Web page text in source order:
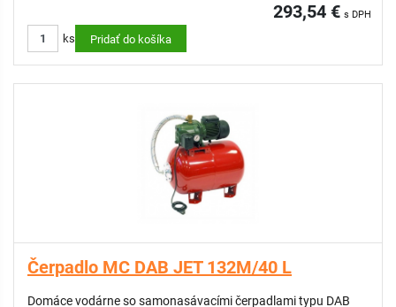
293,54 € s DPH
ks Pridať do košíka
Čerpadlo MC DAB JET 132M/40 L
Domáce vodárne so samonasávacími čerpadlami typu DAB